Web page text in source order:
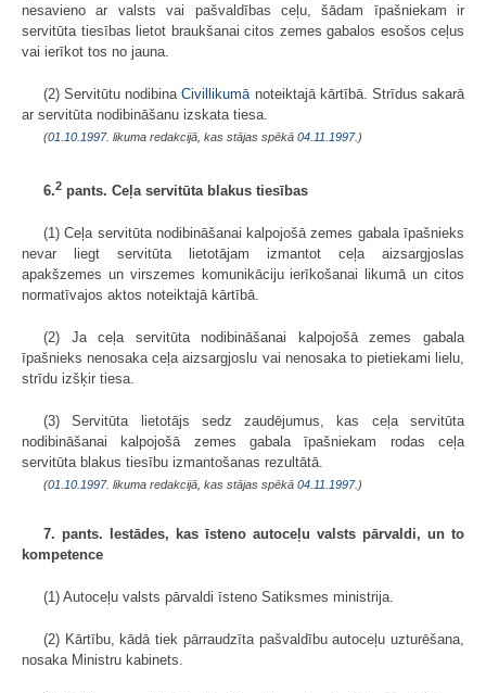
nesavieno ar valsts vai pašvaldības ceļu, šādam īpašniekam ir
servitūta tiesības lietot braukšanai citos zemes gabalos esošos ceļus
vai ierīkot tos no jauna.
(2) Servitūtu nodibinaCivillikumā noteiktajā kārtībā. Strīdus sakarā
ar servitūta nodibināšanu izskata tiesa.
(01.10.1997. likuma redakcijā, kas stājas spēkā 04.11.1997. )
6.2 pants. Ceļa servitūta blakus tiesības
(1) Ceļa servitūta nodibināšanai kalpojošā zemes gabala īpašnieks
nevar liegt servitūta lietotājam izmantot ceļa aizsargjoslas
apakšzemes un virszemes komunikāciju ierīkošanai likumā un citos
normatīvajos aktos noteiktajā kārtībā.
(2) Ja ceļa servitūta nodibināšanai kalpojošā zemes gabala
īpašnieks nenosaka ceļa aizsargjoslu vai nenosaka to pietiekami lielu,
strīdu izšķir tiesa.
(3) Servitūta lietotājs sedz zaudējumus, kas ceļa servitūta
nodibināšanai kalpojošā zemes gabala īpašniekam rodas ceļa
servitūta blakus tiesību izmantošanas rezultātā.
(01.10.1997. likuma redakcijā, kas stājas spēkā 04.11.1997. )
7. pants. Iestādes, kas īsteno autoceļu valsts pārvaldi, un to
kompetence
(1) Autoceļu valsts pārvaldi īsteno Satiksmes ministrija.
(2) Kārtību, kādā tiek pārraudzīta pašvaldību autoceļu uzturēšana,
nosaka Ministru kabinets.